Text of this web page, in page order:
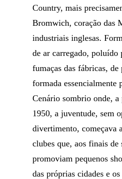
Country, mais
Bromwich, coração das
industriais inglesas.
de ar carregado, poluído
fumaças das fábricas, de
formada essencialmente
Cenário sombrio onde, a
1950, a juventude, sem
divertimento, começava
clubes que, aos finais de
promoviam pequenos
das próprias cidades e